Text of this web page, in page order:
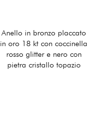
Anello in bronzo placcato
in oro 18 kt con coccinella
rosso glitter e nero con
pietra cristallo topazio